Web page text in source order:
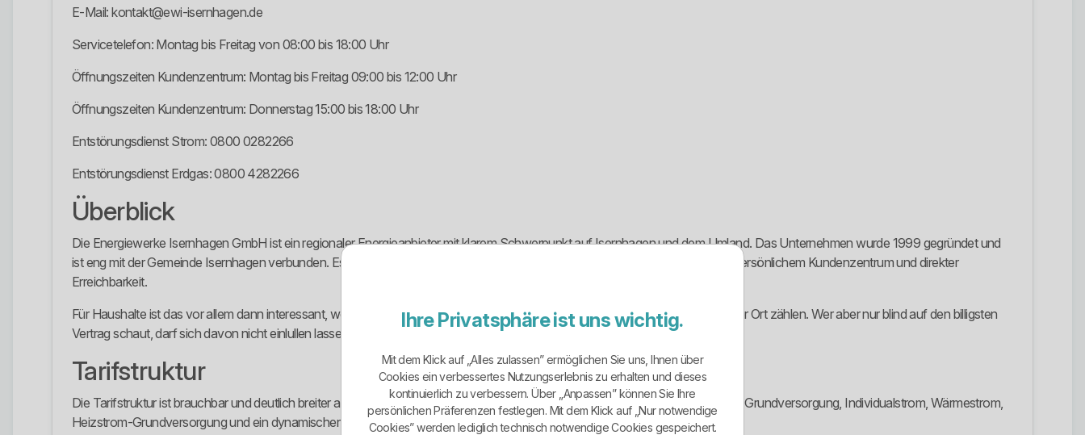
E-Mail: kontakt@ewi-isernhagen.de
Servicetelefon: Montag bis Freitag von 08:00 bis 18:00 Uhr
Öffnungszeiten Kundenzentrum: Montag bis Freitag 09:00 bis 12:00 Uhr
Öffnungszeiten Kundenzentrum: Donnerstag 15:00 bis 18:00 Uhr
Entstörungsdienst Strom: 0800 0282266
Entstörungsdienst Erdgas: 0800 4282266
Überblick
Die Energiewerke Isernhagen GmbH ist ein regionaler Energieanbieter mit klarem Schwerpunkt auf Isernhagen und dem Umland. Das Unternehmen wurde 1999 gegründet und
ist eng mit der Gemeinde Isernhagen verbunden. Es tritt nicht als anonymer Billigvertrieb auf, sondern als lokaler Versorger mit persönlichem Kundenzentrum und direkter
Erreichbarkeit.
Für Haushalte ist das vor allem dann interessant, wenn neben dem Preis auch Nähe, Erreichbarkeit und ein Ansprechpartner vor Ort zählen. Wer aber nur blind auf den billigsten
Vertrag schaut, darf sich davon nicht einlullen lassen. Regional wirkt sympathisch, ersetzt aber keinen sauberen Tarifvergleich.
Tarifstruktur
Die Tarifstruktur ist brauchbar und deutlich breiter als bei einem simplen Ein-Tarif-Anbieter. Für Privatkunden sind unter anderem Grundversorgung, Individualstrom, Wärmestrom,
Heizstrom-Grundversorgung und ein dynamischer Stromtarif erkennbar.
Ihre Privatsphäre ist uns wichtig.
Mit dem Klick auf „Alles zulassen” ermöglichen Sie uns, Ihnen über
Cookies ein verbessertes Nutzungserlebnis zu erhalten und dieses
kontinuierlich zu verbessern. Über „Anpassen” können Sie Ihre
persönlichen Präferenzen festlegen. Mit dem Klick auf „Nur notwendige
Cookies” werden lediglich technisch notwendige Cookies gespeichert.